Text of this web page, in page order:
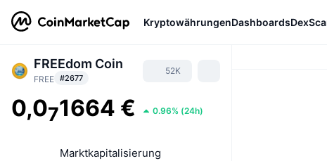
KryptowährungenDashboards
FREEdom Coin
FREE #2677
52K
0,071664 € 0.96% (24h)
Marktkapitalisierung